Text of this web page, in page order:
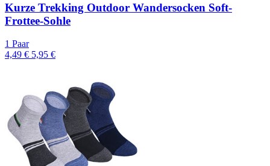
Kurze Trekking Outdoor Wandersocken Soft-
Frottee-Sohle
1 Paar
4,49 € 5,95 €